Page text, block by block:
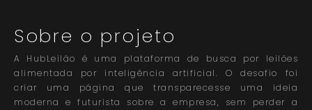
Sobre o projeto
A HubLeilão é uma plataforma de busca por leilões
alimentada por inteligência artificial. O desafio foi
criar uma página que transparecesse uma ideia
moderna e futurista sobre a empresa, sem perder a